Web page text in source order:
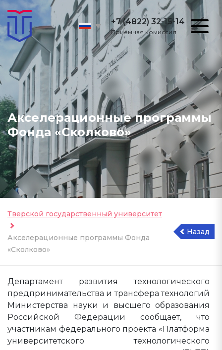
+7 (4822) 32-15-14
Приёмная комиссия
Акселерационные программы
Фонда «Сколково»
Тверской государственный университет
Акселерационные программы Фонда
«Сколково»
Назад
Департамент развития технологического
предпринимательства и трансфера технологий
Министерства науки и высшего образования
Российской Федерации сообщает, что
участникам федерального проекта «Платформа
университетского технологического